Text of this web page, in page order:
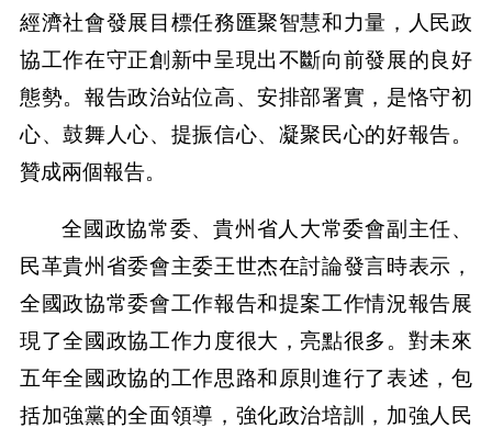
經濟社會發展目標任務匯聚智慧和力量，人民政
協工作在守正創新中呈現出不斷向前發展的良好
態勢。報告政治站位高、安排部署實，是恪守初
心、鼓舞人心、提振信心、凝聚民心的好報告。
贊成兩個報告。
全國政協常委、貴州省人大常委會副主任、
民革貴州省委會主委王世杰在討論發言時表示，
全國政協常委會工作報告和提案工作情況報告展
現了全國政協工作力度很大，亮點很多。對未來
五年全國政協的工作思路和原則進行了表述，包
括加強黨的全面領導，強化政治培訓，加強人民